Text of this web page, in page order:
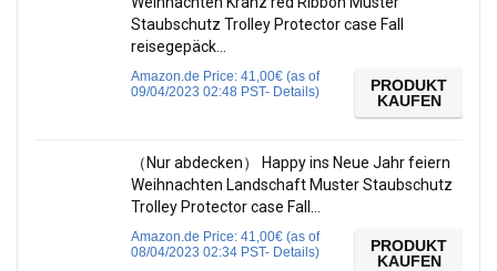
Staubschutz Trolley Protector case Fall
reisegepäck…
Amazon.de Price: 41,00€ (as of
09/04/2023 02:48 PST- Details)
PRODUKT
KAUFEN
（Nur abdecken） Happy ins Neue Jahr feiern
Weihnachten Landschaft Muster Staubschutz
Trolley Protector case Fall…
Amazon.de Price: 41,00€ (as of
08/04/2023 02:34 PST- Details)
PRODUKT
KAUFEN